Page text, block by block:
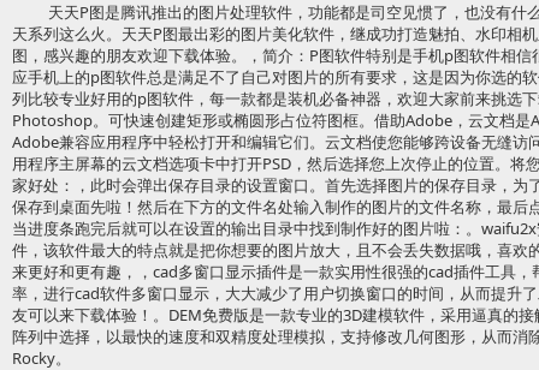
天天P图是腾讯推出的图片处理软件，功能都是司空见惯了，也没有什
天系列这么火。天天P图最出彩的图片美化软件，继成功打造魅拍、水印相
图，感兴趣的朋友欢迎下载体验。，简介：P图软件特别是手机p图软件相
应手机上的p图软件总是满足不了自己对图片的所有要求，这是因为你选的
列比较专业好用的p图软件，每一款都是装机必备神器，欢迎大家前来挑选
Photoshop。可快速创建矩形或椭圆形占位符图框。借助Adobe，云文档
Adobe兼容应用程序中轻松打开和编辑它们。云文档使您能够跨设备无缝
用程序主屏幕的云文档选项卡中打开PSD，然后选择您上次停止的位置。将
家好处：，此时会弹出保存目录的设置窗口。首先选择图片的保存目录，为
保存到桌面先啦！然后在下方的文件名处输入制作的图片的文件名称，最后
当进度条跑完后就可以在设置的输出目录中找到制作好的图片啦：。
件，该软件最大的特点就是把你想要的图片放大，且不会丢失数据哦，喜欢
来更好和更有趣，，cad多窗口显示插件是一款实用性很强的cad插件工具
率，进行cad软件多窗口显示，大大减少了用户切换窗口的时间，从而提升
友可以来下载体验！。DEM免费版是一款专业的3D建模软件，采用逼真的
阵列中选择，以最快的速度和双精度处理模拟，支持修改几何图形，从而消
Rocky。